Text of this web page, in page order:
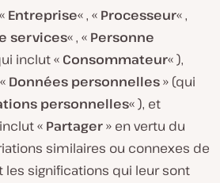
Entreprise« , « Processeur« ,
services« , « Personne
inclut « Consommateur« ),
Données personnelles» (qui
personnelles« ), et
« Partager» en vertu du
similaires ou connexes de
les significations qui leur sont